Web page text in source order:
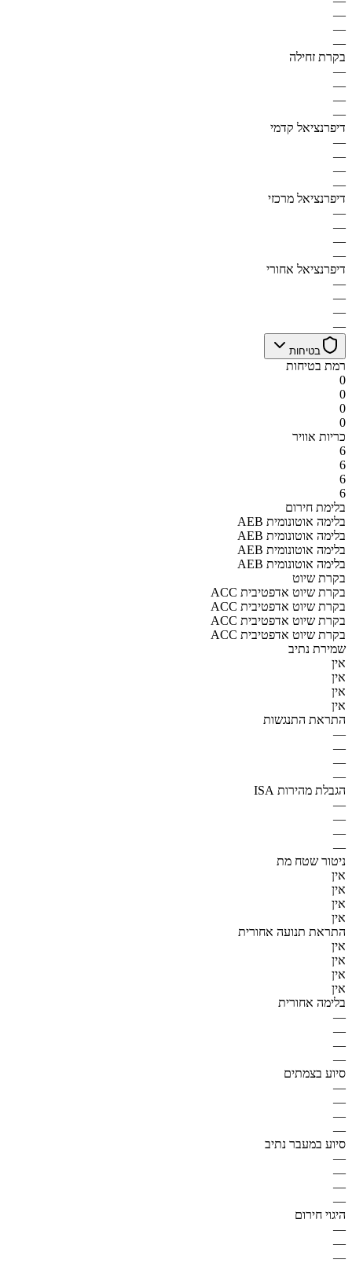
—
—
—
בקרת זחילה
—
—
—
—
דיפרנציאל קדמי
—
—
—
—
דיפרנציאל מרכזי
—
—
—
—
דיפרנציאל אחורי
—
—
—
—
בטיחות
רמת בטיחות
0
0
0
0
כריות אוויר
6
6
6
6
בלימת חירום
AEB בלימה אוטונומית
AEB בלימה אוטונומית
AEB בלימה אוטונומית
AEB בלימה אוטונומית
בקרת שיוט
ACC בקרת שיוט אדפטיבית
ACC בקרת שיוט אדפטיבית
ACC בקרת שיוט אדפטיבית
ACC בקרת שיוט אדפטיבית
שמירת נתיב
אין
אין
אין
אין
התראת התנגשות
—
—
—
—
הגבלת מהירות ISA
—
—
—
—
ניטור שטח מת
אין
אין
אין
אין
התראת תנועה אחורית
אין
אין
אין
אין
בלימה אחורית
—
—
—
—
סיוע בצמתים
—
—
—
—
סיוע במעבר נתיב
—
—
—
—
היגוי חירום
—
—
—